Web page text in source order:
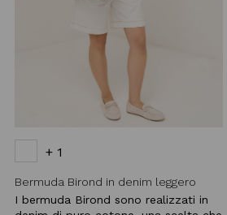
+ 1
Bermuda Birond in denim leggero
I bermuda Birond sono realizzati in